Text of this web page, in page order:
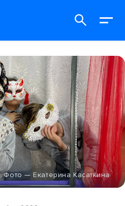
Фото — Екатерина Касаткина